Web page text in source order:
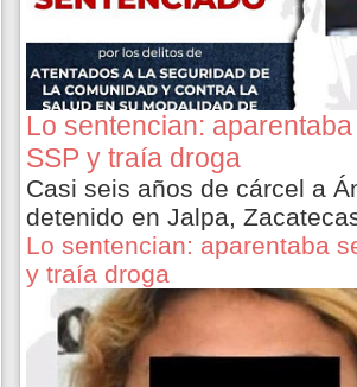
Lo sentencian:
SSP y traía droga
Casi seis años de cárcel a
detenido en Jalpa,
Lo sentencian: aparentaba
y traía droga